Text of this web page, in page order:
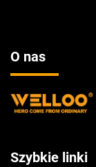
O nas
Szybkie linki